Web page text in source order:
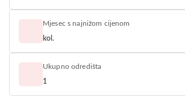
Mjesec s najnižom cijenom
kol.
Ukupno odredišta
1